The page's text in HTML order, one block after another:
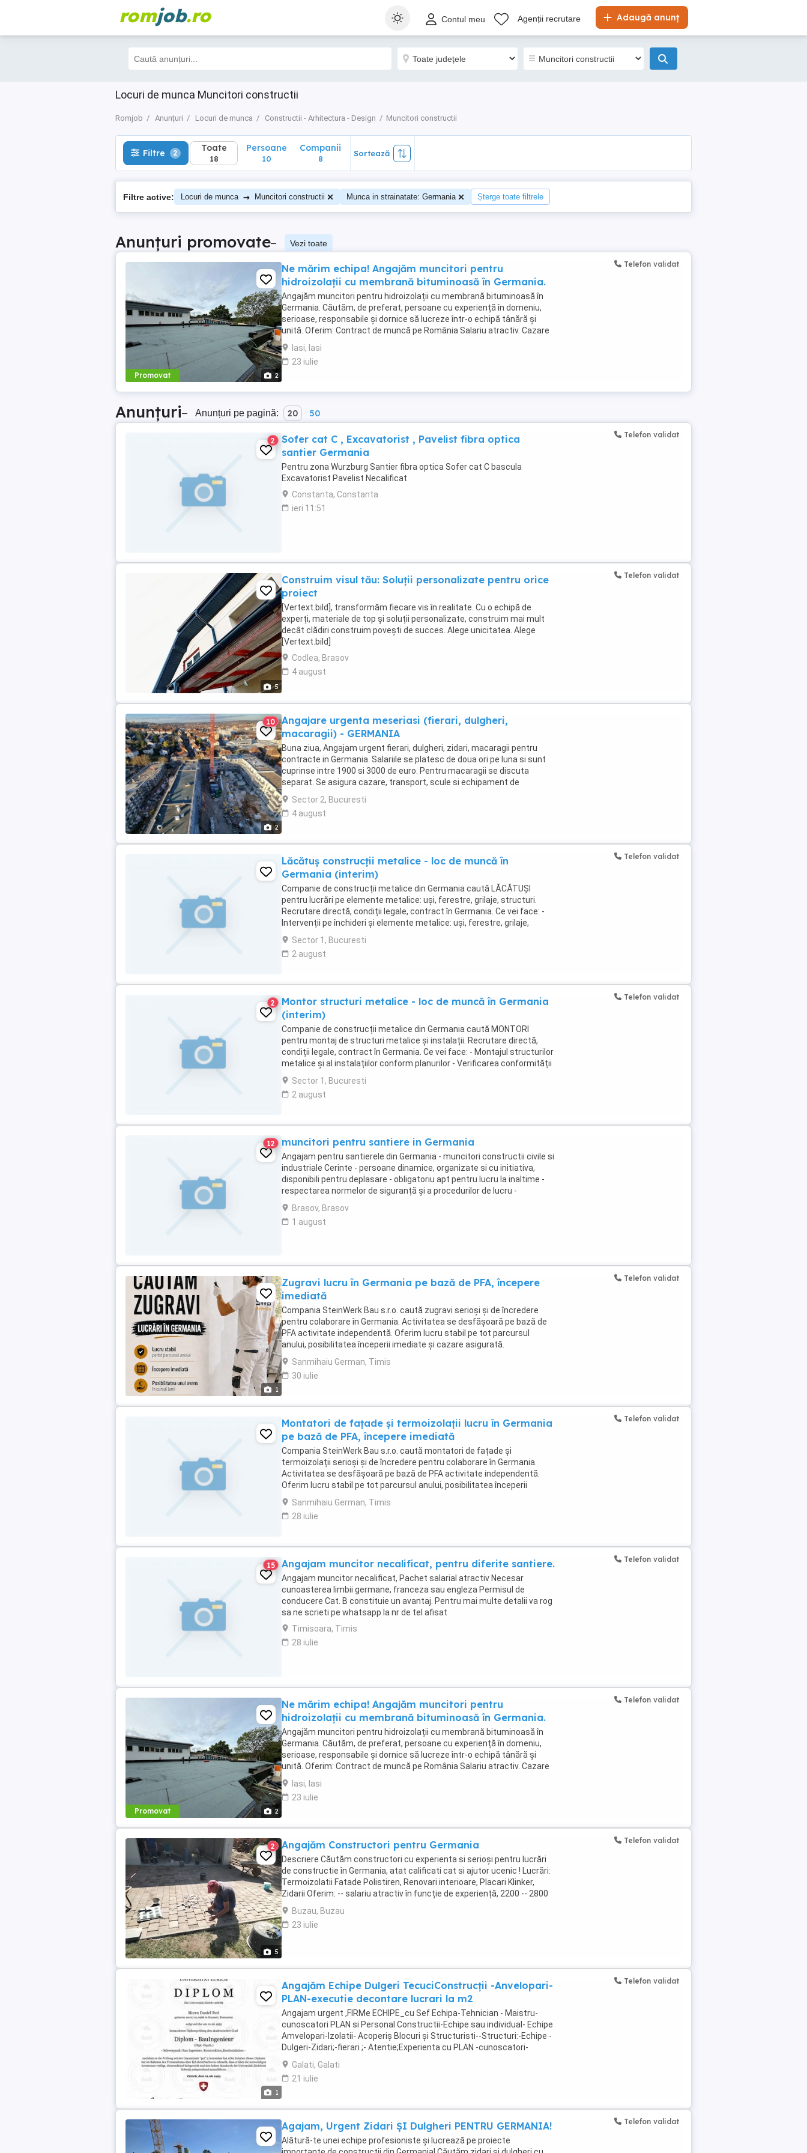
romjob.ro Adaugă anunț
Contul meu Agenții recrutare
Locuri de munca Muncitori constructii
Romjob Anunțuri Locuri de munca Constructii - Arhitectura - Design Muncitori constructii
Filtre 2 Toate
18
Filtre 2 Toate
18
Persoane
10
Companii
8
Sortează
Filtre active: Locuri de munca → Muncitori constructii Munca in strainatate: Germania Șterge toate filtrele
Anunțuri promovate– Vezi toate
Promovat 2
Ne mărim echipa! Angajăm muncitori pentru
hidroizolații cu membrană bituminoasă în Germania.
Angajăm muncitori pentru hidroizolații cu membrană bituminoasă în
Germania. Căutăm, de preferat, persoane cu experiență în domeniu,
serioase, responsabile și dornice să lucreze într-o echipă tânără și
unită. Oferim: Contract de muncă pe România Salariu atractiv. Cazare
asigurată contra cost ...
Iasi, Iasi
23 iulie
Telefon validat
Anunțuri– Anunțuri pe pagină: 20 50
2
Sofer cat C , Excavatorist , Pavelist fibra optica
santier Germania
Pentru zona Wurzburg Santier fibra optica Sofer cat C bascula
Excavatorist Pavelist Necalificat
Constanta, Constanta
ieri 11:51
Telefon validat
5
Construim visul tău: Soluții personalizate pentru orice
proiect
[Vertext.bild], transformăm fiecare vis în realitate. Cu o echipă de
experți, materiale de top și soluții personalizate, construim mai mult
decât clădiri construim povești de succes. Alege unicitatea. Alege
[Vertext.bild]
Codlea, Brasov
4 august
Telefon validat
2
10
Angajare urgenta meseriasi (fierari, dulgheri,
macaragii) - GERMANIA
Buna ziua, Angajam urgent fierari, dulgheri, zidari, macaragii pentru
contracte in Germania. Salariile se platesc de doua ori pe luna si sunt
cuprinse intre 1900 si 3000 de euro. Pentru macaragii se discuta
separat. Se asigura cazare, transport, scule si echipament de
protectie. Sunati la Dl ...
Sector 2, Bucuresti
4 august
Lăcătuș construcții metalice - loc de muncă în
Germania (interim)
Companie de construcții metalice din Germania caută LĂCĂTUȘI
pentru lucrări pe elemente metalice: uși, ferestre, grilaje, structuri.
Recrutare directă, condiții legale, contract în Germania. Ce vei face: -
Intervenții pe închideri și elemente metalice: uși, ferestre, grilaje,
obloane - Suduri de punctare ...
Sector 1, Bucuresti
2 august
Telefon validat
2
Montor structuri metalice - loc de muncă în Germania
(interim)
Companie de construcții metalice din Germania caută MONTORI
pentru montaj de structuri metalice și instalații. Recrutare directă,
condiții legale, contract în Germania. Ce vei face: - Montajul structurilor
metalice și al instalațiilor conform planurilor - Verificarea conformității
pieselor asamblate ...
Sector 1, Bucuresti
2 august
Telefon validat
12 muncitori pentru santiere in Germania
Angajam pentru santierele din Germania - muncitori constructii civile si
industriale Cerinte - persoane dinamice, organizate si cu initiativa,
disponibili pentru deplasare - obligatoriu apt pentru lucru la inaltime -
respectarea normelor de siguranță și a procedurilor de lucru -
organizează şi curăţă ...
Brasov, Brasov
1 august
1
Zugravi lucru în Germania pe bază de PFA, începere
imediată
Compania SteinWerk Bau s.r.o. caută zugravi serioși și de încredere
pentru colaborare în Germania. Activitatea se desfășoară pe bază de
PFA activitate independentă. Oferim lucru stabil pe tot parcursul
anului, posibilitatea începerii imediate și cazare asigurată.
Remunerația se stabilește în funcție ...
Sanmihaiu German, Timis
30 iulie
Telefon validat
Montatori de fațade și termoizolații lucru în Germania
pe bază de PFA, începere imediată
Compania SteinWerk Bau s.r.o. caută montatori de fațade și
termoizolații serioși și de încredere pentru colaborare în Germania.
Activitatea se desfășoară pe bază de PFA activitate independentă.
Oferim lucru stabil pe tot parcursul anului, posibilitatea începerii
imediate și cazare asigurată. Remunerația ...
Sanmihaiu German, Timis
28 iulie
Telefon validat
15 Angajam muncitor necalificat, pentru diferite santiere.
Angajam muncitor necalificat, Pachet salarial atractiv Necesar
cunoasterea limbii germane, franceza sau engleza Permisul de
conducere Cat. B constituie un avantaj. Pentru mai multe detalii va rog
sa ne scrieti pe whatsapp la nr de tel afisat
Timisoara, Timis
28 iulie
Telefon validat
Promovat 2
Ne mărim echipa! Angajăm muncitori pentru
hidroizolații cu membrană bituminoasă în Germania.
Angajăm muncitori pentru hidroizolații cu membrană bituminoasă în
Germania. Căutăm, de preferat, persoane cu experiență în domeniu,
serioase, responsabile și dornice să lucreze într-o echipă tânără și
unită. Oferim: Contract de muncă pe România Salariu atractiv. Cazare
asigurată contra cost ...
Iasi, Iasi
23 iulie
Telefon validat
5
2 Angajăm Constructori pentru Germania
Descriere Căutăm constructori cu experienta si serioși pentru lucrări
de constructie în Germania, atat calificati cat si ajutor ucenic ! Lucrări:
Termoizolatii Fatade Polistiren, Renovari interioare, Placari Klinker,
Zidarii Oferim: -- salariu atractiv în funcție de experiență, 2200 -- 2800
euro NET ...
Buzau, Buzau
23 iulie
Telefon validat
1
Angajăm Echipe Dulgeri TecuciConstrucții -Anvelopari-
PLAN-executie decontare lucrari la m2
Angajam urgent ,FIRMe ECHIPE_cu Sef Echipa-Tehnician - Maistru-
cunoscatori PLAN si Personal Constructii-Echipe sau individual- Echipe
Amvelopari-Izolatii- Acoperiș Blocuri și Structuristi--Structuri:-Echipe -
Dulgeri-Zidari;-fierari ;- Atentie;Experienta cu PLAN -cunoscatori-
meseriașil-, prt. Santiere ...
Galati, Galati
21 iulie
Telefon validat
Agajam, Urgent Zidari ȘI Dulgheri PENTRU GERMANIA!
Alătură-te unei echipe profesioniste și lucrează pe proiecte
Telefon validat